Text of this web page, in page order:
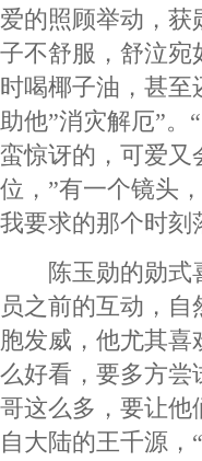
爱的照顾举动，获
子不舒服，舒泣宛
时喝椰子油，甚
助他”消灾解厄”。
蛮惊讶的，可爱又
位，”有一个镜头
我要求的那个时刻
陈玉勋的勋式喜
员之前的互动，
胞发威，他尤其
么好看，要多方尝
哥这么多，要让他
自大陆的王千源